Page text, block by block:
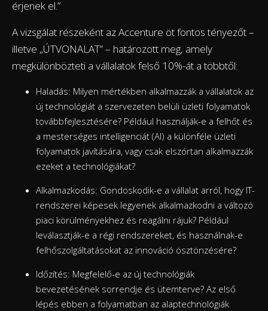
érjenek el.”
A vizsgálat részeként az Accenture öt fontos tényezőt –
illetve „ÚTVONALAT” – határozott meg, amely
megkülönbözteti a vállalatok felső 10%-át a többtől:
Haladás: Milyen mértékben alkalmazzák a vállalatok az
új technológiát a szervezeten belüli üzleti folyamatok
továbbfejlesztésére? Például használják-e a felhőt és
a mesterséges intelligenciát (AI) a különféle üzleti
folyamatok javítására, vagy csak elszórtan alkalmazzák
ezeket a technológiákat?
Alkalmazkodás: Gondoskodik-e a vállalat arról, hogy IT-
rendszerei képesek legyenek alkalmazkodni a változó
piaci körülményekhez és reagálni rájuk? Például
leválasztják-e a régi rendszereket, és használnak-e
felhőszolgáltatásokat az innováció ösztönzésére?
Időzítés: Megfelelő-e az új technológiák
bevezetésének sorrendje és ütemterve? Az első
lépés ebben a folyamatban az alaptechnológiák